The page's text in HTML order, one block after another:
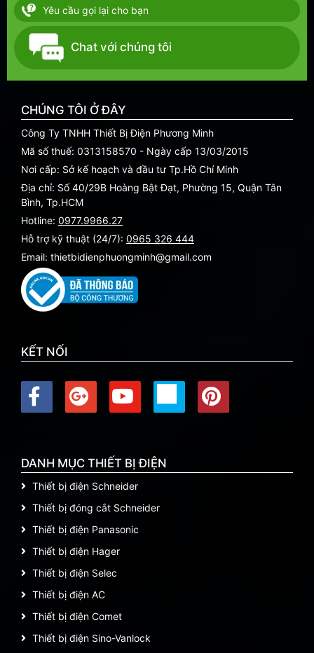
Yêu cầu gọi lại cho bạn
Chat với chúng tôi
CHÚNG TÔI Ở ĐÂY
Công Ty TNHH Thiết Bị Điện Phương Minh
Mã số thuế: 0313158570 - Ngày cấp 13/03/2015
Nơi cấp: Sở kế hoạch và đầu tư Tp.Hồ Chí Minh
Địa chỉ: Số 40/29B Hoàng Bật Đạt, Phường 15, Quận Tân
Bình, Tp.HCM
Hotline: 0977.9966.27
Hỗ trợ kỹ thuật (24/7): 0965 326 444
Email: thietbidienphuongminh@gmail.com
KẾT NỐI
DANH MỤC THIẾT BỊ ĐIỆN
Thiết bị điện Schneider
Thiết bị đóng cắt Schneider
Thiết bị điện Panasonic
Thiết bị điện Hager
Thiết bị điện Selec
Thiết bị điện AC
Thiết bị điện Comet
Thiết bị điện Sino-Vanlock